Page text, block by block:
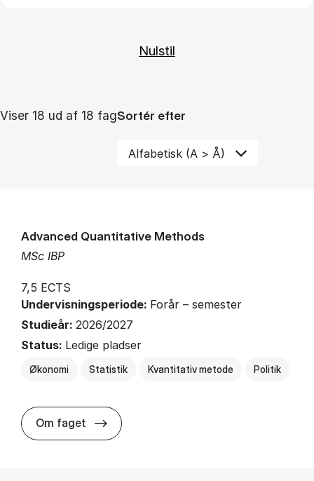
Viser 18 ud af 18 fagSortér efter
MSc IBP
Advanced Quantitative Methods
7,5 ECTS
Undervisningsperiode: Forår – semester
Studieår: 2026/2027
Status: Ledige pladser
Økonomi Statistik Kvantitativ metode Politik
Om faget about